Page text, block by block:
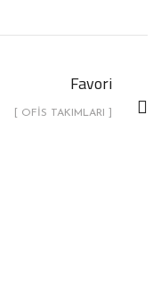
Favori
[ OFIS TAKIMLARI ]